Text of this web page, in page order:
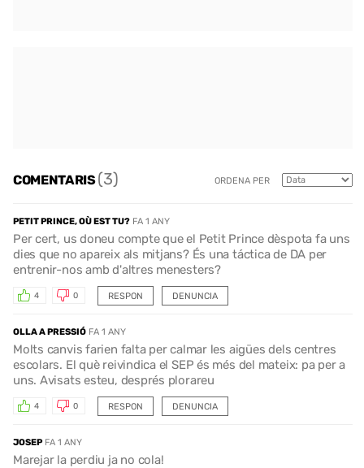
COMENTARIS(3) ORDENA PER
PETIT PRINCE, OÙ EST TU? FA 1 ANY
Per cert, us doneu compte que el Petit Prince dèspota fa uns
dies que no apareix als mitjans? És una táctica de DA per
entrenir-nos amb d'altres menesters?
RESPON
4 0 DENUNCIA
OLLA A PRESSIÓ FA 1 ANY
Molts canvis farien falta per calmar les aigües dels centres
escolars. El què reivindica el SEP és més del mateix: pa per a
uns. Avisats esteu, després plorareu
RESPON
4 0 DENUNCIA
JOSEP FA 1 ANY
Marejar la perdiu ja no cola!